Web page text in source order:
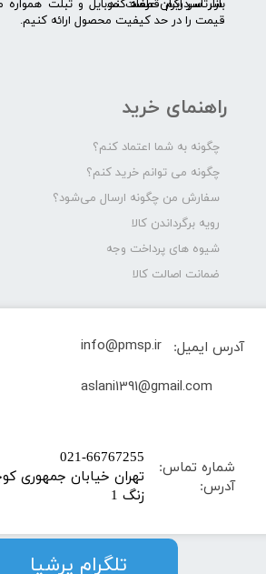
سرتاسر ایران عرضه کند.
راهنمای خرید
چگونه به شما اعتماد کنم؟
چگونه می توانم خرید کنم؟
سفارش من چگونه ارسال می‌شود؟
رویه برگرداندن کالا
شیوه های پرداخت وجه
ضمانت اصالت کالا
بازار سردرگم قطعات موبایل و تبلت
قیمت را در حد کیفیت محصول ارائه کنیم.
شماره تماس:
آدرس:
​021-66767255
زنگ 1
آدرس ایمیل:
info@pmsp.ir
​aslani1391@gmail.com
​​​​تلگرام پرشیا